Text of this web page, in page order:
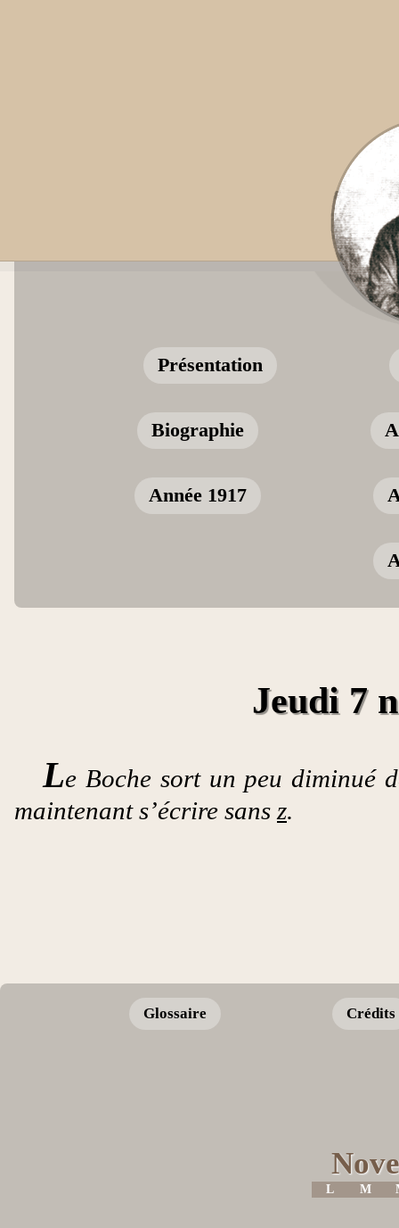
Présentation
Biographie
Année 1917
Jeudi 7
Le Boche sort un peu diminué
maintenant s’écrire sans z.
Glossaire Crédits
L M